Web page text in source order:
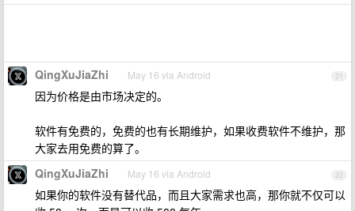
21
QingXuJiaZhi May 16 via Android
因为价格是由市场决定的。
软件有免费的，免费的也有长期维护，如果收费软件不维护，那
大家去用免费的算了。
22
QingXuJiaZhi May 16 via Android
如果你的软件没有替代品，而且大家需求也高，那你就不仅可以